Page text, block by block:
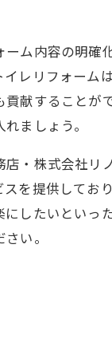
ーム内容の明確
イレリフォーム
貢献することが
ましょう。
・株式会社リ
を提供してお
したいといっ
い。